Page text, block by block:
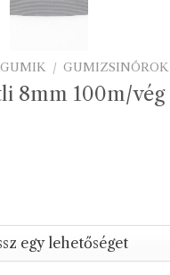
GUMIK / GUMIZSINÓROK
8mm 100m/vég